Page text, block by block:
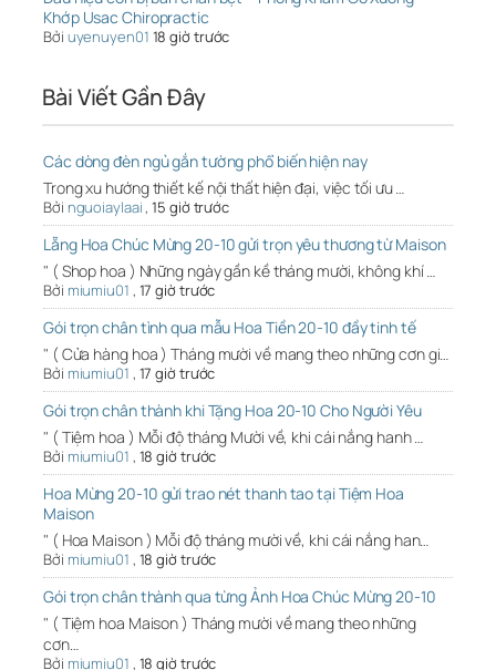
Khớp Usac Chiropractic
Bởi uyenuyen01 18 giờ trước
Bài Viết Gần Đây
Các dòng đèn ngủ gắn tường phổ biến hiện nay
Trong xu hướng thiết kế nội thất hiện đại, việc tối ưu …
Bởi nguoiaylaai,15 giờ trước
Lẵng Hoa Chúc Mừng 20-10 gửi trọn yêu thương từ Maison
" ( Shop hoa ) Những ngày gần kề tháng mười, không khí …
Bởi miumiu01 , 17 giờ trước
Gói trọn chân tình qua mẫu Hoa Tiền 20-10 đầy tinh tế
" ( Cửa hàng hoa ) Tháng mười về mang theo những cơn gi…
Bởi miumiu01 , 17 giờ trước
Gói trọn chân thành khi Tặng Hoa 20-10 Cho Người Yêu
" ( Tiệm hoa ) Mỗi độ tháng Mười về, khi cái nắng hanh …
Bởi miumiu01 , 18 giờ trước
Hoa Mừng 20-10 gửi trao nét thanh tao tại Tiệm Hoa
Maison
" ( Hoa Maison ) Mỗi độ tháng mười về, khi cái nắng han…
Bởi miumiu01 , 18 giờ trước
Gói trọn chân thành qua từng Ảnh Hoa Chúc Mừng 20-10
" ( Tiệm hoa Maison ) Tháng mười về mang theo những
cơn…
Bởi miumiu01 , 18 giờ trước